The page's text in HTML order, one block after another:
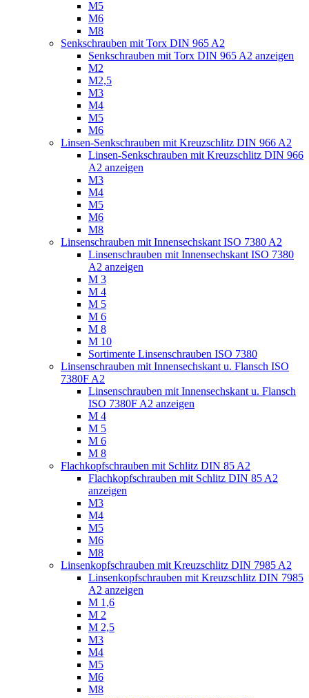
M5
M6
M8
Senkschrauben mit Torx DIN 965 A2
Senkschrauben mit Torx DIN 965 A2 anzeigen
M2
M2,5
M3
M4
M5
M6
Linsen-Senkschrauben mit Kreuzschlitz DIN 966 A2
Linsen-Senkschrauben mit Kreuzschlitz DIN 966
A2 anzeigen
M3
M4
M5
M6
M8
Linsenschrauben mit Innensechskant ISO 7380 A2
Linsenschrauben mit Innensechskant ISO 7380
A2 anzeigen
M 3
M 4
M 5
M 6
M 8
M 10
Sortimente Linsenschrauben ISO 7380
Linsenschrauben mit Innensechskant u. Flansch ISO
7380F A2
Linsenschrauben mit Innensechskant u. Flansch
ISO 7380F A2 anzeigen
M 4
M 5
M 6
M 8
Flachkopfschrauben mit Schlitz DIN 85 A2
Flachkopfschrauben mit Schlitz DIN 85 A2
anzeigen
M3
M4
M5
M6
M8
Linsenkopfschrauben mit Kreuzschlitz DIN 7985 A2
Linsenkopfschrauben mit Kreuzschlitz DIN 7985
A2 anzeigen
M 1,6
M 2
M 2,5
M3
M4
M5
M6
M8